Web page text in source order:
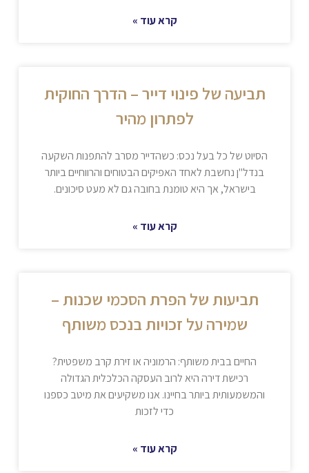
קרא עוד »
תביעה של פינוי דייר – הדרך החוקית
לפתרון מהיר
הסיוט של כל בעל נכס: כשהדייר מסרב להתפנות השקעה
בנדל"ן נחשבת לאחד האפיקים הבטוחים והרווחיים ביותר
בישראל, אך היא טומנת בחובה גם לא מעט סיכונים.
קרא עוד »
תביעות של הפרת הסכמי שכנות –
שמירה על זכויות בנכס משותף
החיים בבית משותף: הרמוניה או זירת קרב משפטית?
רכישת דירה היא לרוב העסקה הכלכלית הגדולה
והמשמעותית ביותר בחיינו. אנו משקיעים את מיטב כספנו
כדי לזכות
קרא עוד »